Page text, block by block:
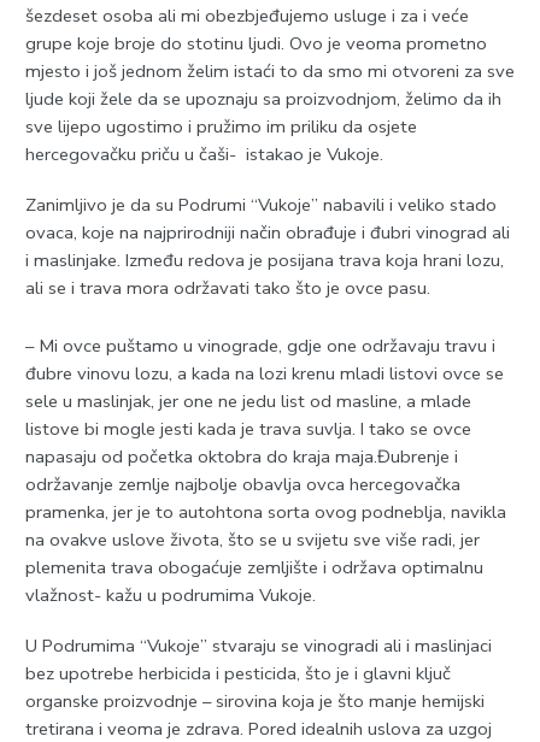
šezdeset osoba ali mi obezbjeđujemo usluge i za i veće
grupe koje broje do stotinu ljudi. Ovo je veoma prometno
mjesto i još jednom želim istaći to da smo mi otvoreni za sve
ljude koji žele da se upoznaju sa proizvodnjom, želimo da ih
sve lijepo ugostimo i pružimo im priliku da osjete
hercegovačku priču u čaši- istakao je Vukoje.
Zanimljivo je da su Podrumi “Vukoje” nabavili i veliko stado
ovaca, koje na najprirodniji način obrađuje i đubri vinograd ali
i maslinjake. Između redova je posijana trava koja hrani lozu,
ali se i trava mora održavati tako što je ovce pasu.
– Mi ovce puštamo u vinograde, gdje one održavaju travu i
đubre vinovu lozu, a kada na lozi krenu mladi listovi ovce se
sele u maslinjak, jer one ne jedu list od masline, a mlade
listove bi mogle jesti kada je trava suvlja. I tako se ovce
napasaju od početka oktobra do kraja maja.Đubrenje i
održavanje zemlje najbolje obavlja ovca hercegovačka
pramenka, jer je to autohtona sorta ovog podneblja, navikla
na ovakve uslove života, što se u svijetu sve više radi, jer
plemenita trava obogaćuje zemljište i održava optimalnu
vlažnost- kažu u podrumima Vukoje.
U Podrumima “Vukoje” stvaraju se vinogradi ali i maslinjaci
bez upotrebe herbicida i pesticida, što je i glavni ključ
organske proizvodnje – sirovina koja je što manje hemijski
tretirana i veoma je zdrava. Pored idealnih uslova za uzgoj